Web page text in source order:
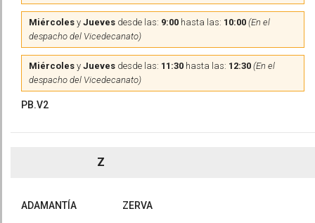
Miércoles y Jueves desde las: 9:00 hasta las: 10:00 (En el
despacho del Vicedecanato)
Miércoles y Jueves desde las: 11:30 hasta las: 12:30 (En el
despacho del Vicedecanato)
PB.V2
Z
ADAMANTÍA ZERVA